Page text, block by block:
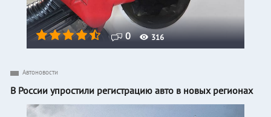
0 316
Автоновости
В России упростили регистрацию авто в новых регионах